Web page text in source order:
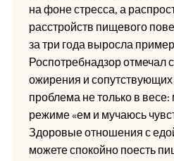
на фоне стресса, а
расстройств пищевого
за три года выросла
Роспотребнадзор отмечал
ожирения и
проблема не только в весе:
режиме «ем и мучаюсь
Здоровые отношения с
можете спокойно поесть